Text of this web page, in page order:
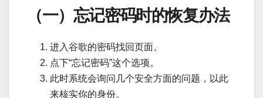
（一）忘记密码时的恢复办法
进入谷歌的密码找回页面。
点下“忘记密码”这个选项。
此时系统会询问几个安全方面的问题，以此
来核实你的身份。